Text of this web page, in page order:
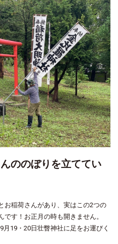
ののぼりを立ててい
お稲荷さんがあり、実はこの2つの
す！お正月の時も開きません。
19・20日壮瞥神社に足をお運びく